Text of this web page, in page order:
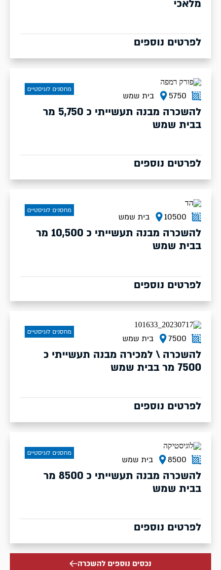
מלאכי
לפרטים נוספים
5750 בית שמש
להשכרה מבנה תעשייתי כ 5,750 מר
בבית שמש
לפרטים נוספים
מחסנים לוגיסטיים
10500 בית שמש
להשכרה מבנה תעשייתי כ 10,500 מר
בבית שמש
לפרטים נוספים
מחסנים לוגיסטיים
7500 בית שמש
להשכרה \ למכירה מבנה תעשייתי כ
7500 מר בבית שמש
לפרטים נוספים
מחסנים לוגיסטיים
8500 בית שמש
להשכרה מבנה תעשייתי כ 8500 מר
בבית שמש
לפרטים נוספים
מחסנים לוגיסטיים
נכסים נוספים להשכרה